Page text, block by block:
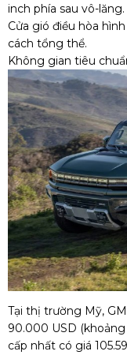
inch phía sau vô-lăng.
Cửa gió điều hòa
cách tổng thể.
Không gian tiêu
Tại thị trường Mỹ,
90.000 USD
cấp nhất có giá